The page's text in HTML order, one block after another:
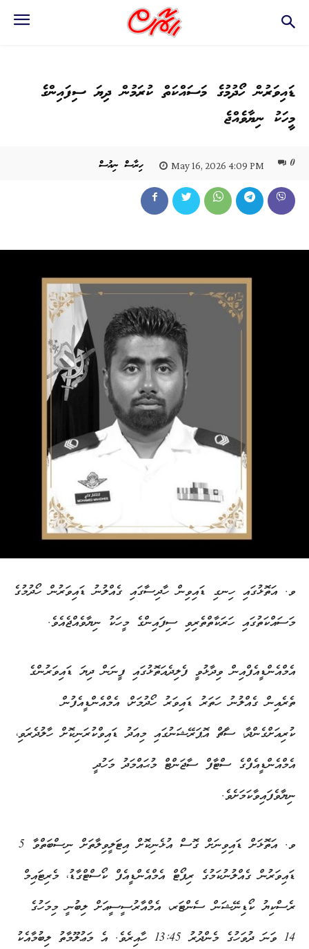
ޑައިވަރުން ހޯދުމުގެ މަސައްކަތް ކުރަމުން ދިޔަ ސިފައިންގެ
މީހަކު ނިޔާވެއްޖެ
ހިރާސް ނިއުސް May 16, 2026 4:09 PM 0
ވ. އަތޮޅުގައި ހިނގި ޑައިވިން ހާދިސާގައި ގެއްލުނު ޑައިވަރުން ހޯދުމުގެ
މަސައްކަތުގައި ހަރަކާތްތެރިވި ސިފައިންގެ މީހަކު ނިޔާވެއްޖެއެވެ.
އެމްއެންޑީއެފްއިން ވިދާޅުވީ ފެލިދެއަތޮޅުގައި ފީނަން ދިޔަ ޑައިވަރުންގެ
ތެރެއިން ގެއްލުނު ހަތަރު ޑައިވަރު ހޯދުމަށް، އެމްއެންޑީއެފުން
ކުރިއަށްގެންދާ، ސާޗް އޮޕަރޭޝަނުގައި މިއަދު ޑައިވްކުރަނިކޮށް ހާލުދެރަވި،
އެމްއެންޑީއެފްގެ ސްޓާފް ސާޖަންޓް މުޙައްމަދު މަހުދީ
ނިޔާވެފައިވާކަމަށެވެ.
ވ. އަތޮޅަށް ޑައިވިނަށް ގޮސް އުޅެނިކޮށް އިޓަލީވިލާތަށް ނިސްބަތްވާ 5
ޑައިވަރުން ގެއްލުނުކަމުގެ ރިޕޯޓް އެމްއެންޑީއެފް ކޯސްޓްގާޑު، މެރިޓައިމް
ރެސްކިޔު ކޯޑިނޭޝަން ސެންޓަރ، އެމްއާރުސީސީއަށް ލިބުނީ މިމަހުގެ
14 ވަނަ ދުވަހުގެ މެންދުރު 13:45 ހާއިރެވެ. އެ މަޢުލޫމާތު ލިބުމާއެކު